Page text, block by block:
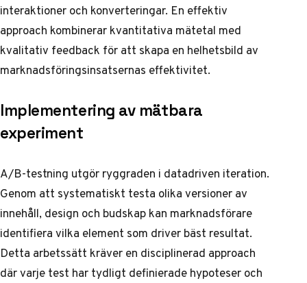
interaktioner och konverteringar. En effektiv
approach kombinerar kvantitativa mätetal med
kvalitativ feedback för att skapa en helhetsbild av
marknadsföringsinsatsernas effektivitet.
Implementering av mätbara
experiment
A/B-testning utgör ryggraden i datadriven iteration.
Genom att systematiskt testa olika versioner av
innehåll, design och budskap kan marknadsförare
identifiera vilka element som driver bäst resultat.
Detta arbetssätt kräver en disciplinerad approach
där varje test har tydligt definierade hypoteser och